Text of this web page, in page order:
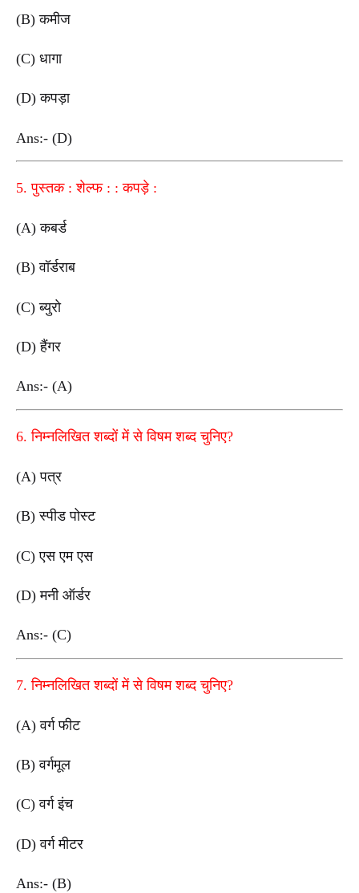
(B) कमीज
(C) धागा
(D) कपड़ा
Ans:- (D)
5. पुस्तक : शेल्फ : : कपड़े :
(A) कबर्ड
(B) वॉर्डराब
(C) ब्युरो
(D) हैंगर
Ans:- (A)
6. निम्नलिखित शब्दों में से विषम शब्द चुनिए?
(A) पत्र
(B) स्पीड पोस्ट
(C) एस एम एस
(D) मनी ऑर्डर
Ans:- (C)
7. निम्नलिखित शब्दों में से विषम शब्द चुनिए?
(A) वर्ग फीट
(B) वर्गमूल
(C) वर्ग इंच
(D) वर्ग मीटर
Ans:- (B)